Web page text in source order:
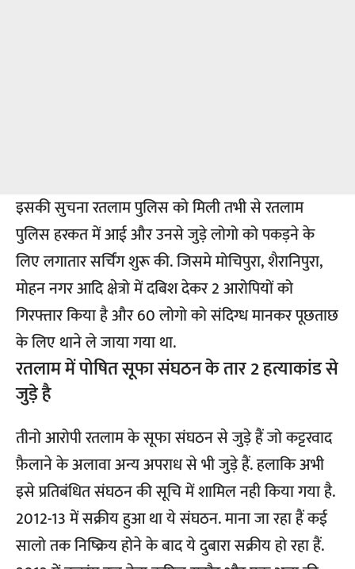
इसकी सुचना रतलाम पुलिस को मिली तभी से रतलाम
पुलिस हरकत में आई और उनसे जुड़े लोगो को पकड़ने के
लिए लगातार सर्चिंग शुरू की. जिसमे मोचिपुरा, शैरानिपुरा,
मोहन नगर आदि क्षेत्रो में दबिश देकर 2 आरोपियों को
गिरफ्तार किया है और 60 लोगो को संदिग्ध मानकर पूछताछ
के लिए थाने ले जाया गया था.
रतलाम में पोषित सूफा संघठन के तार 2 हत्याकांड से
जुड़े है
तीनो आरोपी रतलाम के सूफा संघठन से जुड़े हैं जो कट्टरवाद
फ़ैलाने के अलावा अन्य अपराध से भी जुड़े हैं. हलाकि अभी
इसे प्रतिबंधित संघठन की सूचि में शामिल नही किया गया है.
2012-13 में सक्रीय हुआ था ये संघठन. माना जा रहा हैं कई
सालो तक निष्क्रिय होने के बाद ये दुबारा सक्रीय हो रहा हैं.